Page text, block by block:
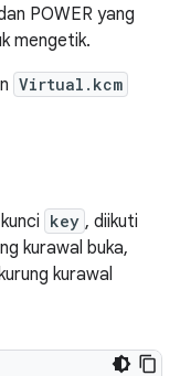
POWER yang
mengetik.
Virtual.kcm
key , diikuti
kurawal buka,
kurawal